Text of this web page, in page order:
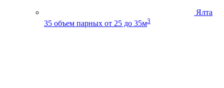
Ялта
35 объем парных от 25 до 35м3